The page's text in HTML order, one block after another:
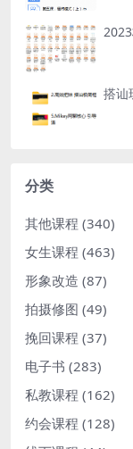
搭讪
分类
其他课程 (340)
女生课程 (463)
形象改造 (87)
拍摄修图 (49)
挽回课程 (37)
电子书 (283)
私教课程 (162)
约会课程 (128)